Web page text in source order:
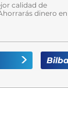
calidad de
dinero en